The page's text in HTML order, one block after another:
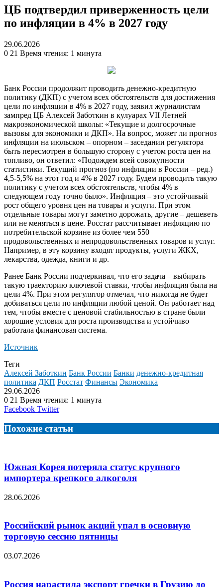
ЦБ подтвердил приверженность цели
по инфляции в 4% в 2027 году
29.06.2026
0 21 Время чтения: 1 минута
Банк России продолжит проводить денежно-кредитную
политику (ДКП) с учетом всех обстоятельств для достижения
цели по инфляции в 4% в 2027 году, заявил журналистам
зампред ЦБ Алексей Заботкин в кулуарах VII Летней
макроэкономической школы: «Текущие и долгосрочные
вызовы для экономики и ДКП». На вопрос, может ли прогноз
инфляции на июльском – опорном – заседании регулятора
быть пересмотрен в большую сторону с учетом роста цен на
топливо, он ответил: «Подождем всей совокупности
статистики. Текущий прогноз (по инфляции в России – ред.)
4,5-5,5% на этот год и 4% в 2027 году. Будем проводить такую
политику с учетом всех обстоятельств, чтобы 4% в
следующем году точно было». Инфляция – это устойчивый
рост общего уровня цен на товары и услуги. При этом
отдельные товары могут заметно дорожать, другие – дешеветь
или не меняться в цене. Росстат рассчитывает инфляцию по
потребительской корзине из более чем 550
продовольственных и непродовольственных товаров и услуг.
Например, в эту корзину входят продукты, услуги ЖКХ,
лекарства, одежда, книги и др.
Ранее Банк России подчеркивал, что его задача – выбирать
такую траекторию ключевой ставки, чтобы инфляция была на
цели 4%. При этом регулятор отмечал, что никогда не будет
добиваться цели по инфляции любой ценой. Он работает над
тем, чтобы вместе с ценовой стабильностью в стране были
хорошие условия для роста производства и устойчиво
работала финансовая система.
Источник
Теги
Алексей Заботкин Банк России Банки денежно-кредитная
политика ДКП Росстат Финансы Экономика
29.06.2026
0 21 Время чтения: 1 минута
Facebook TwitterLinkedIn
Tumblr
Reddit
Вконтакте
Одноклассники
Skype
Messenger
Messenger
WhatsApp
Telegram
Viber
Line
Поделиться
электронную
почту
Похожие статьи
Южная Корея потеряла статус крупного
импортера крепкого алкоголя
28.06.2026
Российский рынок акций упал в основную
торговую сессию пятницы
03.07.2026
Россия нарастила экспорт гречки в Грузию до